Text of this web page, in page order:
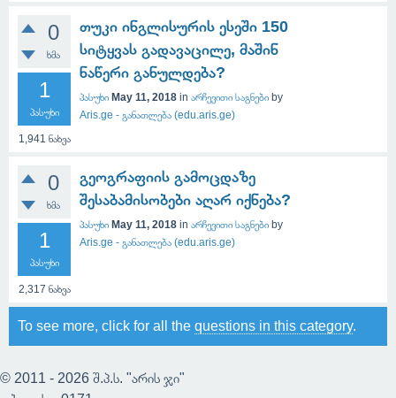
0
ხმა
1
პასუხი
1,941 ნახვა
თუკი ინგლისურის ესეში 150
სიტყვას გადავაცილე, მაშინ
ნაწერი განულდება?
პასუხი May 11, 2018 in არჩევითი საგნები by
Aris.ge - განათლება (edu.aris.ge)
0
ხმა
1
პასუხი
2,317 ნახვა
გეოგრაფიის გამოცდაზე
შესაბამისობები აღარ იქნება?
პასუხი May 11, 2018 in არჩევითი საგნები by
Aris.ge - განათლება (edu.aris.ge)
To see more, click for all the questions in this category.
© 2011 - 2026 შ.პ.ს. "არის ჯი"